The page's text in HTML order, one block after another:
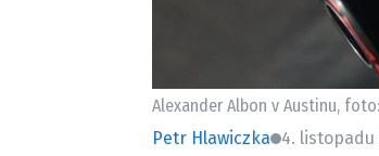
Alexander Albon v Austinu,
Petr Hlawiczka
4. listopadu